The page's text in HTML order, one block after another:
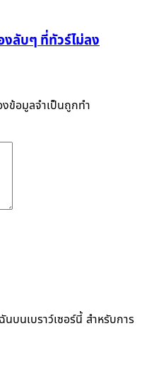
งลับๆ ที่ทัวร์ไม่ลง
งข้อมูลจำเป็นถูกทำ
บนเบราว์เซอร์นี้ สำหรับการ